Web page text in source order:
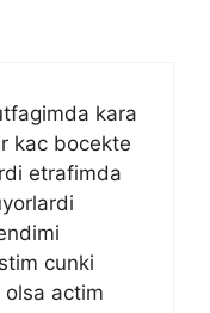
kara
kac bocekte
etrafimda
cunki
actim